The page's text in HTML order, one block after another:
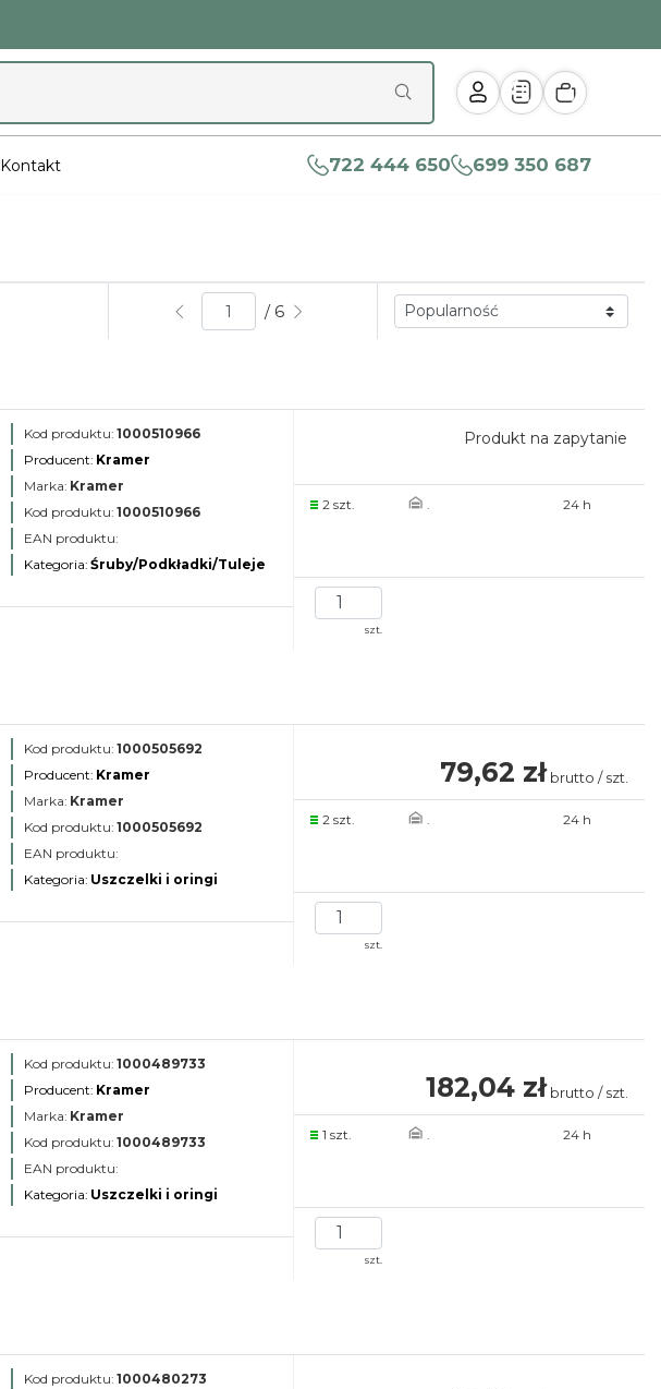
Kontakt 722 444 650 699 350 687
/ 6
Kod produktu: 1000510966
Producent: Kramer
Marka: Kramer
Kod produktu: 1000510966
EAN produktu:
Kategoria: Śruby/Podkładki/Tuleje
Produkt na zapytanie
2 szt. . 24 h
szt.
Kod produktu: 1000505692
Producent: Kramer
Marka: Kramer
Kod produktu: 1000505692
EAN produktu:
Kategoria: Uszczelki i oringi
79,62 zł brutto / szt.
2 szt. . 24 h
szt.
Kod produktu: 1000489733
Producent: Kramer
Marka: Kramer
Kod produktu: 1000489733
EAN produktu:
Kategoria: Uszczelki i oringi
182,04 zł brutto / szt.
1 szt. . 24 h
szt.
Kod produktu: 1000480273